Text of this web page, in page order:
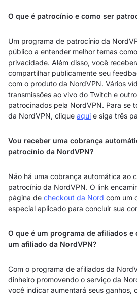
O que é patrocínio e como ser
Um programa de patrocínio da
público a entender melhor temas
privacidade. Além disso, você
compartilhar publicamente seu
com o produto da NordVPN. Vários
transmissões ao vivo do Twitch e
patrocinados pela NordVPN. Para se
da NordVPN, clique aqui e siga três
Vou receber uma cobrança
patrocínio da NordVPN?
Não há uma cobrança automática ao
patrocínio da NordVPN. O link
página de checkout da Nord com um
especial aplicado para concluir sua
O que é um programa de afiliados
um afiliado da NordVPN?
Com o programa de afiliados da
dinheiro promovendo o serviço da
você indicar aumentará seus ganhos,